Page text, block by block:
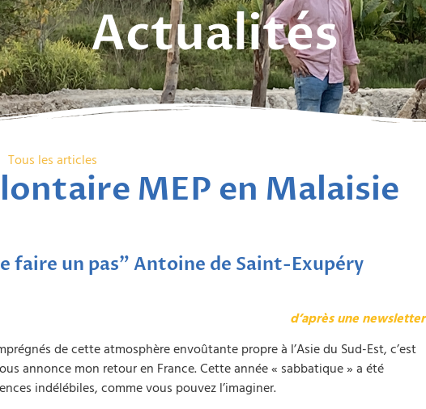
Actualités
Tous les articles
MEP en Malaisie
faire un pas" Antoine de Saint-Exupéry
d’après une newsletter
de cette atmosphère envoûtante propre à l’Asie du Sud-Est, c’est
annonce mon retour en France. Cette année « sabbatique » a été
indélébiles, comme vous pouvez l’imaginer.